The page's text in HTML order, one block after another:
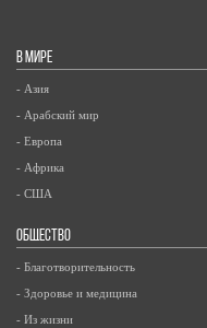
В МИРЕ
- Азия
- Арабский мир
- Европа
- Африка
- США
ОБЩЕСТВО
- Благотворительность
- Здоровье и медицина
- Из жизни